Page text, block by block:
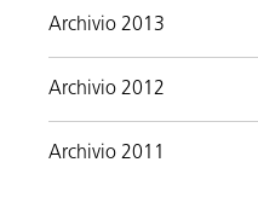
Archivio 2013
Archivio 2012
Archivio 2011